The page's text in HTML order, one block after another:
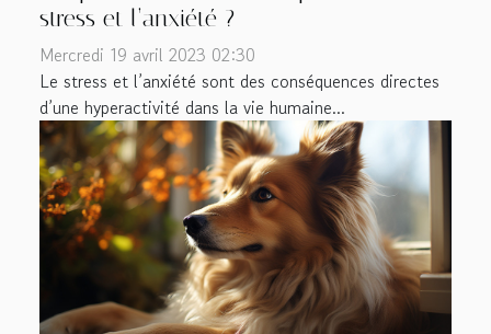
stress et l’anxiété ?
Mercredi 19 avril 2023 02:30
Le stress et l’anxiété sont des conséquences directes
d’une hyperactivité dans la vie humaine...